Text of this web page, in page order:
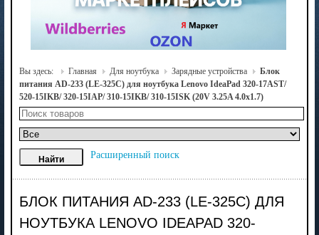
Вы здесь: Главная Для ноутбука Зарядные устройства
Блок
питания AD-233 (LE-325C) для ноутбука Lenovo IdeaPad 320-17AST/
520-15IKB/ 320-15IAP/ 310-15IKB/ 310-15ISK (20V 3.25A 4.0x1.7)
Расширенный поиск
БЛОК ПИТАНИЯ AD-233 (LE-325C) ДЛЯ
НОУТБУКА LENOVO IDEAPAD 320-